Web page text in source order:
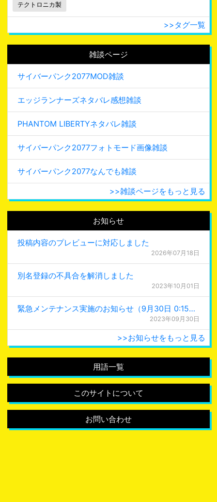
テクトロニカ製
>>タグ一覧
雑談ページ
サイバーパンク2077MOD雑談
エッジランナーズネタバレ感想雑談
PHANTOM LIBERTYネタバレ雑談
サイバーパンク2077フォトモード画像雑談
サイバーパンク2077なんでも雑談
>>雑談ページをもっと見る
お知らせ
投稿内容のプレビューに対応しました
2026年07月18日
別名登録の不具合を解消しました
2023年10月01日
緊急メンテナンス実施のお知らせ（9月30日 0:15更新）
2023年09月30日
>>お知らせをもっと見る
用語一覧
このサイトについて
お問い合わせ